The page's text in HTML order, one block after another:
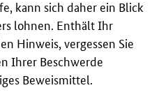
kann sich daher ein Blick
lohnen. Enthält Ihr
Hinweis, vergessen Sie
Ihrer Beschwerde
Beweismittel.